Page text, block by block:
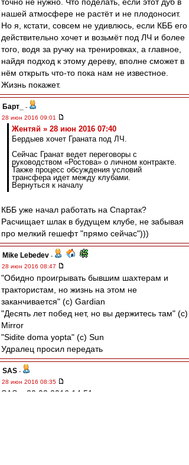
нашей атмосфере не растёт и не плодоносит.
Но я, кстати, совсем не удивлюсь, если КББ его
действительно хочет и возьмёт под ЛЧ и более
того, водя за ручку на тренировках, а главное,
найдя подход к этому дереву, вполне сможет в
нём открыть что-то пока нам не известное.
Жизнь покажет.
Барт_
-
28 июн 2016 09:01
Жентяй » 28 июн 2016 07:40
Бердыев хочет Граната под ЛЧ.
Сейчас Гранат ведет переговоры с
руководством «Ростова» о личном контракте.
Также процесс обсуждения условий
трансфера идет между клубами.
Вернуться к началу
КББ уже начал работать на Спартак?
Расчищает шлак в будущем клубе, не забывая
про мелкий гешефт "прямо сейчас")))
Mike Lebedev -
28 июн 2016 08:47
"Обидно проигрывать бывшим шахтерам и
трактористам, но жизнь на этом не
заканчивается" (с) Gardian
"Десять лет побед нет, но вы держитесь там" (с)
Mirror
"Sidite doma yopta" (c) Sun
Удралец просил передать
SAS -
28 июн 2016 08:35
SAS » 30.03.2016 14:51